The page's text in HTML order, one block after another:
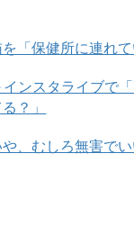
「保健所に連れ
インスタライブで
？」
、むしろ無害で